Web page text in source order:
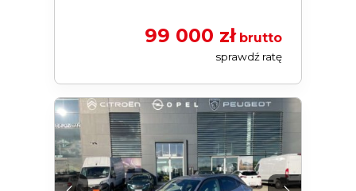
99 000 złbrutto
sprawdź ratę